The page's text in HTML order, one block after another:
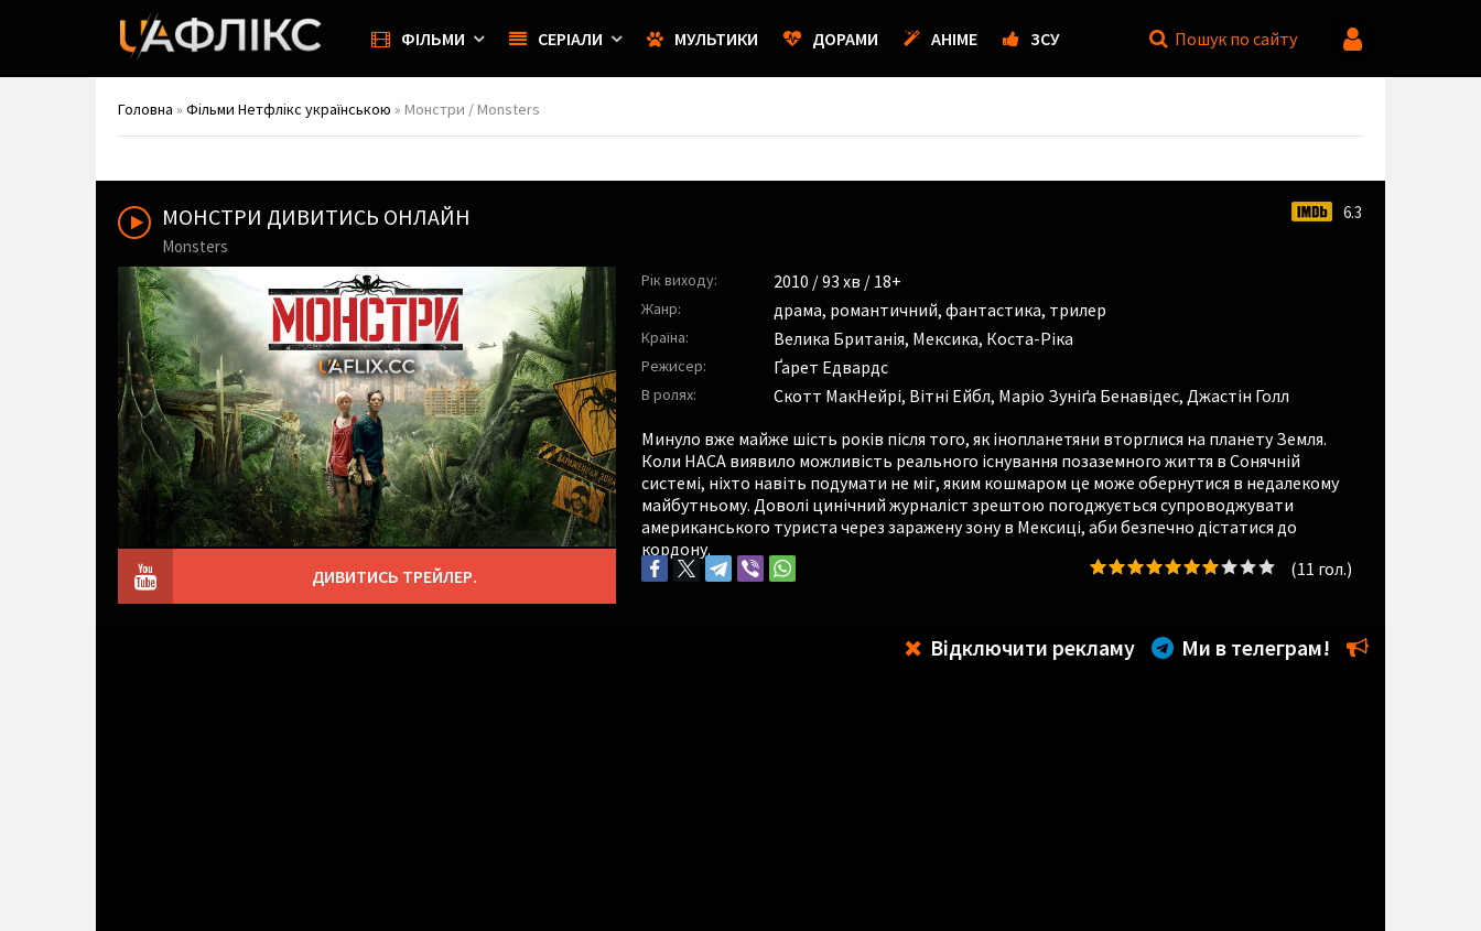
ФІЛЬМИ СЕРІАЛИ МУЛЬТИКИ ДОРАМИ АНІМЕ ЗСУ Пошук по сайту
Головна » Фільми Нетфлікс українською » Монстри / Monsters
МОНСТРИ ДИВИТИСЬ ОНЛАЙН
Monsters
6.3
Рік виходу: 2010 / 93 хв / 18+
Жанр: драма, романтичний, фантастика, трилер
Країна: Велика Британія, Мексика, Коста-Ріка
Режисер: Ґарет Едвардс
В ролях: Скотт МакНейрі, Вітні Ейбл, Маріо Зуніґа Бенавідес, Джастін Голл
Минуло вже майже шість років після того, як інопланетяни вторглися на планету Земля.
Коли НАСА виявило можливість реального існування позаземного життя в Сонячній
системі, ніхто навіть подумати не міг, яким кошмаром це може обернутися в недалекому
майбутньому. Доволі цинічний журналіст зрештою погоджується супроводжувати
американського туриста через заражену зону в Мексиці, аби безпечно дістатися до
кордону.
ДИВИТИСЬ ТРЕЙЛЕР.
(11 гол.)
Відключити рекламу Ми в телеграм!